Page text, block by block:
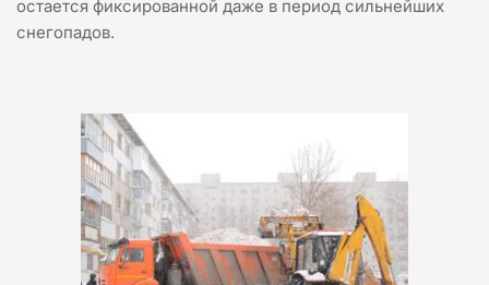
остается фиксированной даже в период сильнейших
снегопадов.